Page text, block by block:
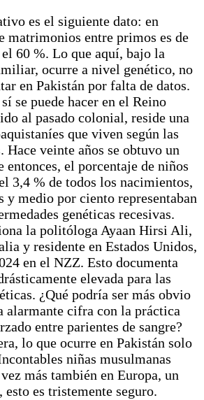
es el siguiente dato: en
matrimonios entre primos es de
60 %. Lo que aquí, bajo la
ocurre a nivel genético, no
en Pakistán por falta de datos.
se puede hacer en el Reino
al pasado colonial, reside una
que viven según las
Hace veinte años se obtuvo un
entonces, el porcentaje de niños
3,4 % de todos los nacimientos,
y medio por ciento representaban
genéticas recesivas.
la politóloga Ayaan Hirsi Ali,
y residente en Estados Unidos,
en el NZZ. Esto documenta
elevada para las
¿Qué podría ser más obvio
alarmante cifra con la práctica
entre parientes de sangre?
lo que ocurre en Pakistán solo
niñas musulmanas
más también en Europa, un
es tristemente seguro.